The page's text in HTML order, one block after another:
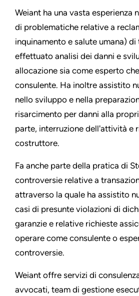
Weiant ha una vasta esperienza
di problematiche relative a
inquinamento e salute umana)
effettuato analisi dei danni e
allocazione sia come esperto
consulente. Ha inoltre assistito
nello sviluppo e nella
risarcimento per danni alla
parte, interruzione dell'attività e
costruttore.
Fa anche parte della pratica di
controversie relative a
attraverso la quale ha assistito
casi di presunte violazioni di
garanzie e relative richieste
operare come consulente o
controversie.
Weiant offre servizi di
avvocati, team di gestione